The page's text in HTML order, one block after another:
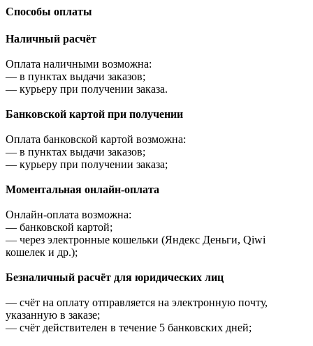
Cпособы оплаты
Наличный расчёт
Оплата наличными возможна:
— в пунктах выдачи заказов;
— курьеру при получении заказа.
Банковской картой при получении
Оплата банковской картой возможна:
— в пунктах выдачи заказов;
— курьеру при получении заказа;
Моментальная онлайн-оплата
Онлайн-оплата возможна:
— банковской картой;
— через электронные кошельки (Яндекс Деньги, Qiwi
кошелек и др.);
Безналичный расчёт для юридических лиц
— счёт на оплату отправляется на электронную почту,
указанную в заказе;
— счёт действителен в течение 5 банковских дней;